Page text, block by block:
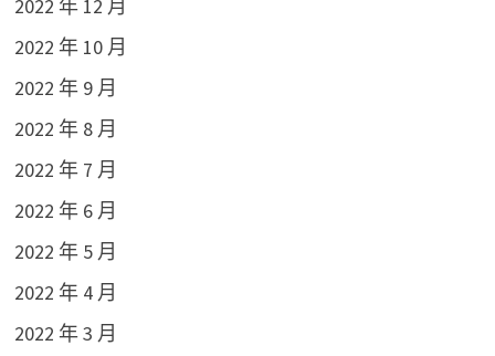
2022 年 12 月
2022 年 10 月
2022 年 9 月
2022 年 8 月
2022 年 7 月
2022 年 6 月
2022 年 5 月
2022 年 4 月
2022 年 3 月